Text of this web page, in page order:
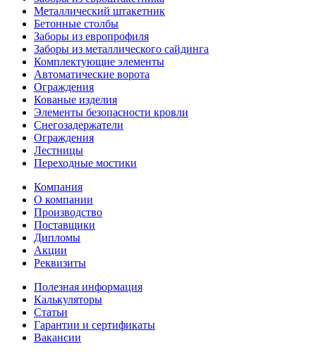
Металлический штакетник
Бетонные столбы
Заборы из европрофиля
Заборы из металлического сайдинга
Комплектующие элементы
Автоматические ворота
Ограждения
Кованые изделия
Элементы безопасности кровли
Снегозадержатели
Ограждения
Лестницы
Переходные мостики
Компания
О компании
Производство
Поставщики
Дипломы
Акции
Реквизиты
Полезная информация
Калькуляторы
Статьи
Гарантии и сертификаты
Вакансии